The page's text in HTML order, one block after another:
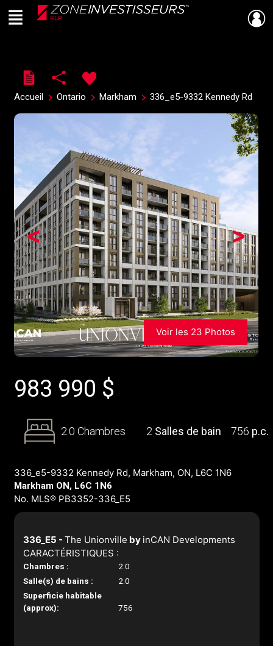
Live
En Direct
Menu
Accueil Ontario Markham 336_e5-9332 Kennedy Rd
>
<
Voir les 23 Photos
983 990 $
2.0 Chambres 2 Salles de bain 756 p.c.
336_e5-9332 Kennedy Rd, Markham, ON, L6C 1N6
Markham ON, L6C 1N6
No. MLS® PB3352-336_E5
336_E5 - The Unionville by inCAN Developments
CARACTÉRISTIQUES :
Chambres :
2.0
Salle(s) de bains :
2.0
Superficie habitable
(approx):
756